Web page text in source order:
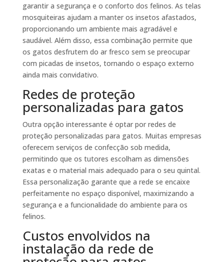
garantir a segurança e o conforto dos felinos. As telas
mosquiteiras ajudam a manter os insetos afastados,
proporcionando um ambiente mais agradável e
saudável. Além disso, essa combinação permite que
os gatos desfrutem do ar fresco sem se preocupar
com picadas de insetos, tornando o espaço externo
ainda mais convidativo.
Redes de proteção
personalizadas para gatos
Outra opção interessante é optar por redes de
proteção personalizadas para gatos. Muitas empresas
oferecem serviços de confecção sob medida,
permitindo que os tutores escolham as dimensões
exatas e o material mais adequado para o seu quintal.
Essa personalização garante que a rede se encaixe
perfeitamente no espaço disponível, maximizando a
segurança e a funcionalidade do ambiente para os
felinos.
Custos envolvidos na
instalação da rede de